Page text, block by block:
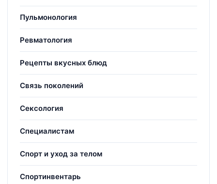
Пульмонология
Ревматология
Рецепты вкусных блюд
Связь поколений
Сексология
Специалистам
Спорт и уход за телом
Спортинвентарь